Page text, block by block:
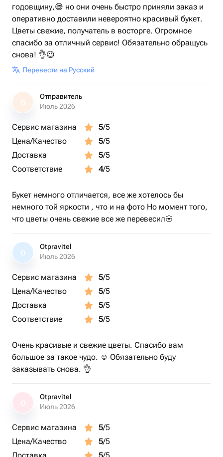
годовщину,😅 но они очень быстро приняли заказ и
оперативно доставили невероятно красивый букет.
Цветы свежие, получатель в восторге. Огромное
спасибо за отличный сервис! Обязательно обращусь
снова! 👌😉
Перевести на Русский
О
Отправитель
Июль 2026
Сервис магазина 5/5
Цена/Качество
5/5
Доставка
5/5
Соответствие
4/5
Букет немного отличается, все же хотелось бы
немного той яркости , что и на фото Но момент того,
что цветы очень свежие все же перевесил🌸
O
Otpravitel
Июль 2026
Сервис магазина 5/5
Цена/Качество
5/5
Доставка
5/5
Соответствие
5/5
Очень красивые и свежие цветы. Спасибо вам
большое за такое чудо. ☺️ Обязательно буду
заказывать снова. 👌
Otpravitel
Июль 2026
Сервис магазина 5/5
Цена/Качество
5/5